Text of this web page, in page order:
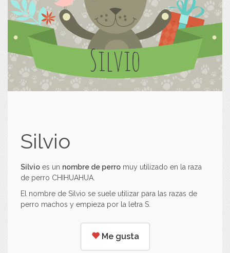
Silvio
Silvio
Silvio es un nombre de perro muy utilizado en la raza
de perro CHIHUAHUA.
El nombre de Silvio se suele utilizar para las razas de
perro machos y empieza por la letra S.
Me gusta